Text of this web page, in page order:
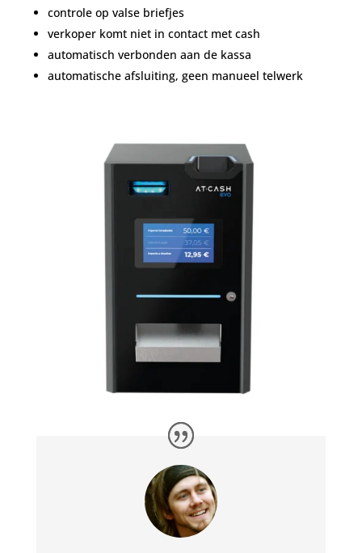
controle op valse briefjes
verkoper komt niet in contact met cash
automatisch verbonden aan de kassa
automatische afsluiting, geen manueel telwerk